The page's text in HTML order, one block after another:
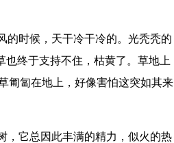
时候，天干冷干冷的。光秃秃的
终于支持不住，枯黄了。草地上
匍匐在地上，好像害怕这突如其来
它总因此丰满的精力，似火的热